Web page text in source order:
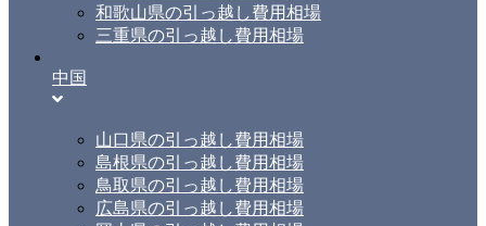
和歌山県の引っ越し費用相場
三重県の引っ越し費用相場
中国
山口県の引っ越し費用相場
島根県の引っ越し費用相場
鳥取県の引っ越し費用相場
広島県の引っ越し費用相場